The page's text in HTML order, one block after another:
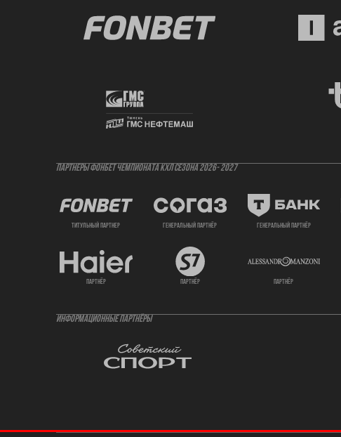
ПАРТНЕРЫ ФОНБЕТ ЧЕМПИОНАТА КХЛ СЕЗОНА 2026- 2027
титульный партнер генеральный партнёр генеральный партнёр
партнёр партнёр партнёр
ИНФОРМАЦИОННЫЕ ПАРТНЁРЫ